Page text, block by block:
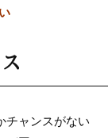
チャンスがない